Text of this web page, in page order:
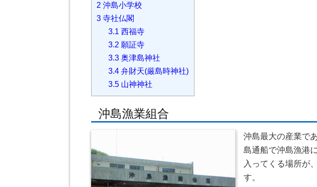
2 沖島小学校
3 寺社仏閣
3.1 西福寺
3.2 願証寺
3.3 奥津島神社
3.4 弁財天(厳島時神社)
3.5 山神神社
沖島漁業組合
沖島最大の産業で
島通船で沖島漁港
入ってくる場所が
す。